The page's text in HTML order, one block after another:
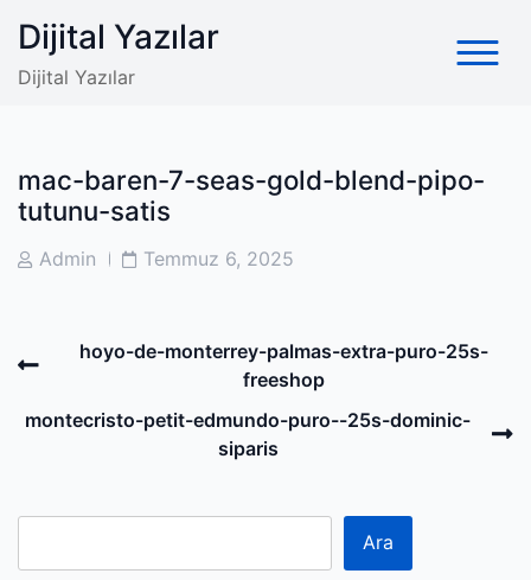
content
Dijital Yazılar
Dijital Yazılar
mac-baren-7-seas-gold-blend-pipo-
tutunu-satis
PostAdmin
PostTemmuz 6, 2025
Previoushoyo-de-monterrey-palmas-extra-puro-25s-
freeshop
montecristo-petit-edmundo-puro--25s-dominic-
siparis
Ara